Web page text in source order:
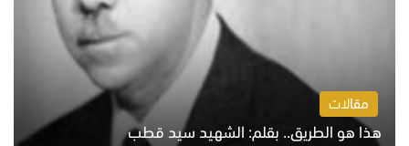
مقالات
هذا هو الطريق.. بقلم: الشهيد سيد قطب